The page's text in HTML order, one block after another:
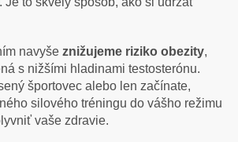
navyše znižujeme riziko obezity,
s nižšími hladinami testosterónu.
športovec alebo len začínate,
silového tréningu do vášho režimu
vaše zdravie.